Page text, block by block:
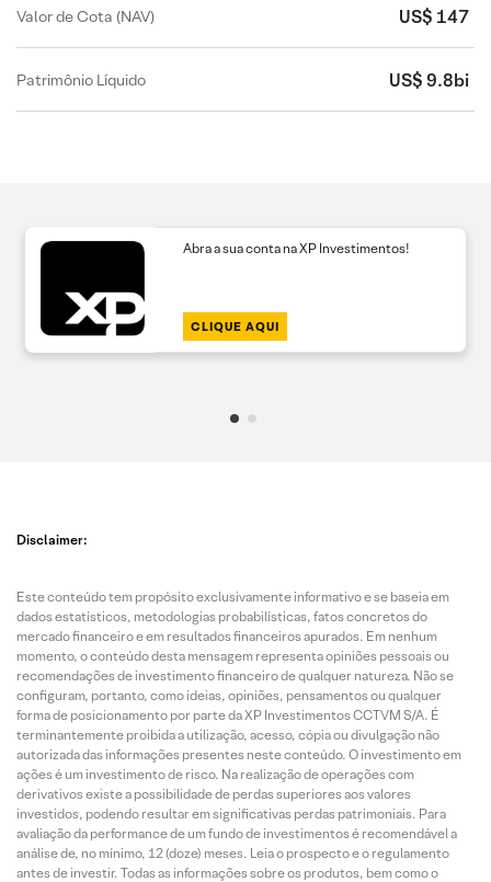
Valor de Cota (NAV) US$ 147
Patrimônio Líquido US$ 9.8bi
Abra a sua conta na XP Investimentos!
CLIQUE AQUI
Disclaimer:
Este conteúdo tem propósito exclusivamente informativo e se baseia em
dados estatísticos, metodologias probabilísticas, fatos concretos do
mercado financeiro e em resultados financeiros apurados. Em nenhum
momento, o conteúdo desta mensagem representa opiniões pessoais ou
recomendações de investimento financeiro de qualquer natureza. Não se
configuram, portanto, como ideias, opiniões, pensamentos ou qualquer
forma de posicionamento por parte da XP Investimentos CCTVM S/A. É
terminantemente proibida a utilização, acesso, cópia ou divulgação não
autorizada das informações presentes neste conteúdo. O investimento em
ações é um investimento de risco. Na realização de operações com
derivativos existe a possibilidade de perdas superiores aos valores
investidos, podendo resultar em significativas perdas patrimoniais. Para
avaliação da performance de um fundo de investimentos é recomendável a
análise de, no mínimo, 12 (doze) meses. Leia o prospecto e o regulamento
antes de investir. Todas as informações sobre os produtos, bem como o